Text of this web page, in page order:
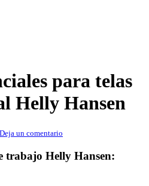
para telas
Helly Hansen
Deja un comentario
trabajo Helly Hansen: